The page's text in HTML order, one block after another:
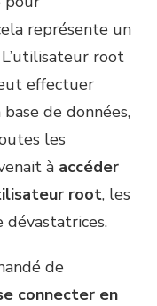
représente un
root
effectuer
de données,
les
à accéder
root, les
dévastatrices.
de
connecter en